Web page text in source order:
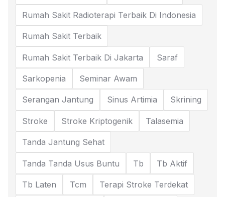
Rumah Sakit Radioterapi Terbaik Di Indonesia
Rumah Sakit Terbaik
Rumah Sakit Terbaik Di Jakarta Saraf
Sarkopenia Seminar Awam
Serangan Jantung Sinus Artimia Skrining
Stroke Stroke Kriptogenik Talasemia
Tanda Jantung Sehat
Tanda Tanda Usus Buntu Tb Tb Aktif
Tb Laten Tcm Terapi Stroke Terdekat